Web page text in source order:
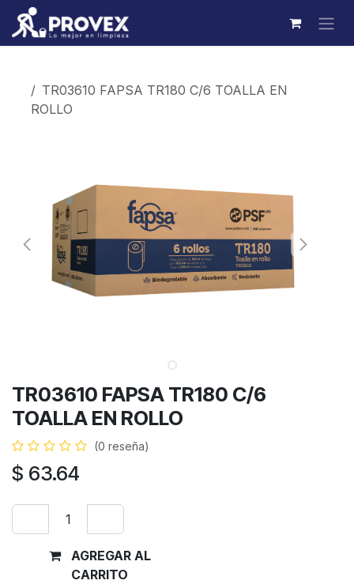
Ir al contenido
TR03610 FAPSA TR180 C/6 TOALLA EN
ROLLO
TR03610 FAPSA TR180 C/6
TOALLA EN ROLLO
(0 reseña)
$ 63.64
AGREGAR AL
CARRITO